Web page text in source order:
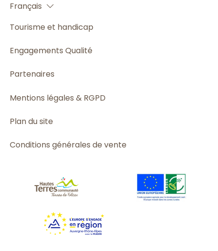
Français
Español
Tourisme et handicap
Engagements Qualité
Partenaires
Mentions légales & RGPD
Plan du site
Conditions générales de vente